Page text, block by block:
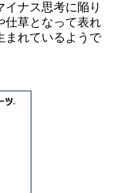
イナス思考に陥り
仕草となって表れ
まれているようで